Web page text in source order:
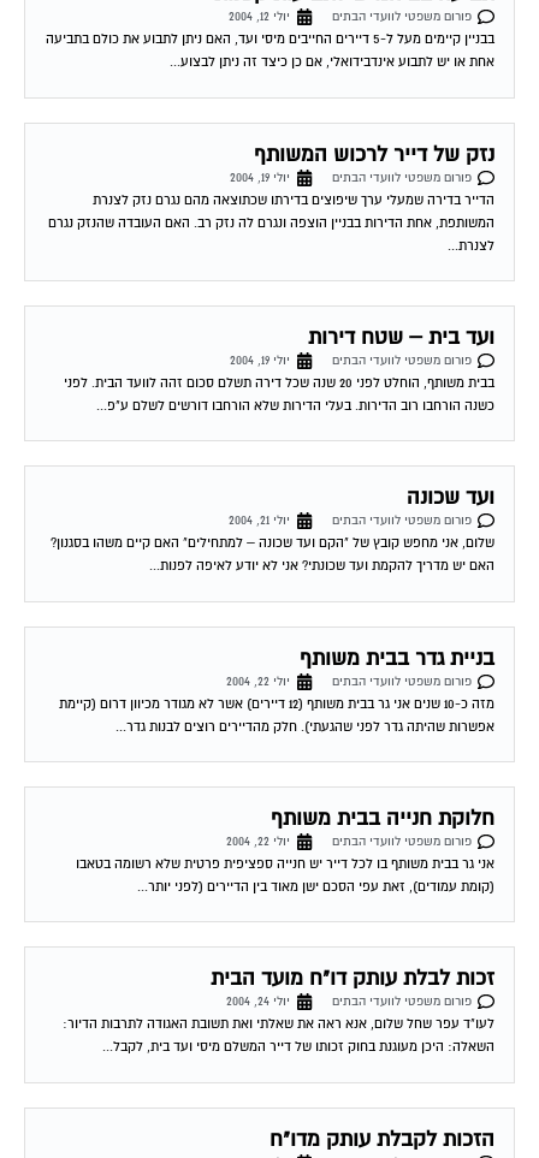
בבניין קיימים מעל ל-5 דיירים החייבים מיסי ועד, האם ניתן לתבוע את כולם בתביעה
אחת או יש לתבוע אינדבידואלי, אם כן כיצד זה ניתן לבצוע...
נזק של דייר לרכוש המשותף
פורום משפטי לוועדי הבתים
יולי 19, 2004
הדייר בדירה שמעלי ערך שיפוצים בדירתו שכתוצאה מהם נגרם נזק לצנרת
המשותפת, אחת הדירות בבניין הוצפה ונגרם לה נזק רב. האם העובדה שהנזק נגרם
לצנרת...
ועד בית – שטח דירות
פורום משפטי לוועדי הבתים
בבית משותף, הוחלט לפני 20 שנה שכל דירה תשלם סכום זהה לוועד הבית. לפני
כשנה הורחבו רוב הדירות. בעלי הדירות שלא הורחבו דורשים לשלם ע"פ...
ועד שכונה
פורום משפטי לוועדי הבתים
שלום, אני מחפש קובץ של "הקם ועד שכונה – למתחילים" האם קיים משהו בסגנון?
האם יש מדריך להקמת ועד שכונתי? אני לא יודע לאיפה לפנות...
בניית גדר בבית משותף
פורום משפטי לוועדי הבתים
מזה כ-10 שנים אני גר בבית משותף (12 דיירים) אשר לא מגודר מכיוון דרום (קיימת
אפשרות שהיתה גדר לפני שהגעתי). חלק מהדיירים רוצים לבנות גדר...
חלוקת חנייה בבית משותף
פורום משפטי לוועדי הבתים
יולי 22, 2004
אני גר בבית משותף בו לכל דייר יש חנייה ספציפית פרטית שלא רשומה בטאבו
(קומת עמודים), זאת עפי הסכם ישן מאוד בין הדיירים (לפני יותר...
זכות לבלת עותק דו"ח מועד הבית
פורום משפטי לוועדי הבתים
יולי 24, 2004
לעו"ד עפר שחל שלום, אנא ראה את שאלתי ואת תשובת האגודה לתרבות הדיור:
השאלה: היכן מעוגנת בחוק זכותו של דייר המשלם מיסי ועד בית, לקבל...
הזכות לקבלת עותק מדו"ח
פורום משפטי לוועדי הבתים
יולי 25, 2004